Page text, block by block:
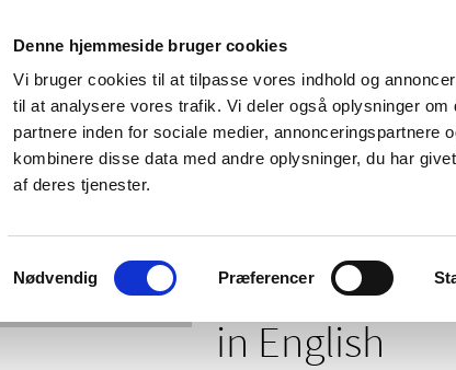
Denne hjemmeside bruger cookies
Vi bruger cookies til at tilpasse vores indhold og
til at analysere vores trafik. Vi deler også oplysninger
partnere inden for sociale medier, annonceringspartnere
kombinere disse data med andre oplysninger, du har
af deres tjenester.
Samtykkevalg
Nødvendig Præferencer
and
Side effects and product
information
This page is
in English